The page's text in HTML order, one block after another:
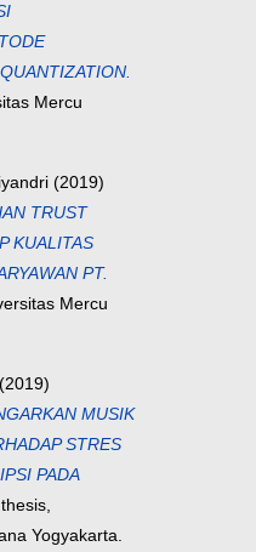
Mercu
(2019)
TRUST
KUALITAS
PT.
Mercu
(2019)
MUSIK
STRES
PADA
Yogyakarta.